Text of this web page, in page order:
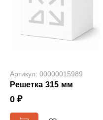
Артикул: 00000015989
Решетка 315 мм
0 ₽